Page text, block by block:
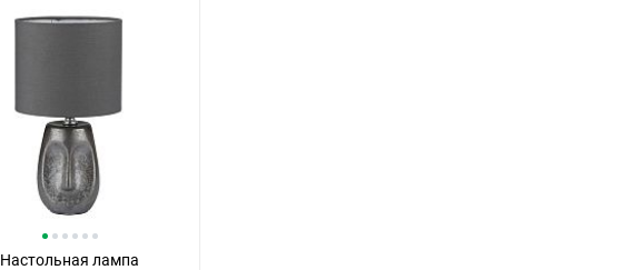
Настольная лампа